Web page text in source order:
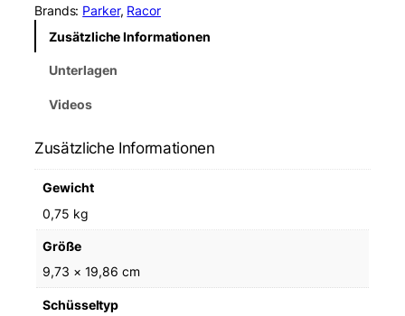
2
a
p
e
Brands: Parker, Racor
Zusätzliche Informationen
Unterlagen
Videos
Zusätzliche Informationen
Gewicht
0,75 kg
Größe
9,73 × 19,86 cm
Schüsseltyp